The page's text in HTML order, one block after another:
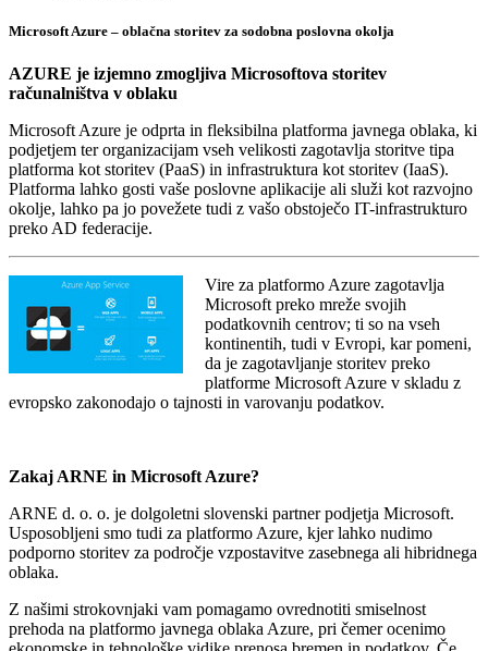
Microsoft Azure – oblačna storitev za sodobna poslovna okolja
AZURE je izjemno zmogljiva Microsoftova storitev
računalništva v oblaku
Microsoft Azure je odprta in fleksibilna platforma javnega oblaka, ki
podjetjem ter organizacijam vseh velikosti zagotavlja storitve tipa
platforma kot storitev (PaaS) in infrastruktura kot storitev (IaaS).
Platforma lahko gosti vaše poslovne aplikacije ali služi kot razvojno
okolje, lahko pa jo povežete tudi z vašo obstoječo IT-infrastrukturo
preko AD federacije.
Vire za platformo Azure zagotavlja
Microsoft preko mreže svojih
podatkovnih centrov; ti so na vseh
kontinentih, tudi v Evropi, kar pomeni,
da je zagotavljanje storitev preko
platforme Microsoft Azure v skladu z
evropsko zakonodajo o tajnosti in varovanju podatkov.
Zakaj ARNE in Microsoft Azure?
ARNE d. o. o. je dolgoletni slovenski partner podjetja Microsoft.
Usposobljeni smo tudi za platformo Azure, kjer lahko nudimo
podporno storitev za področje vzpostavitve zasebnega ali hibridnega
oblaka.
Z našimi strokovnjaki vam pomagamo ovrednotiti smiselnost
prehoda na platformo javnega oblaka Azure, pri čemer ocenimo